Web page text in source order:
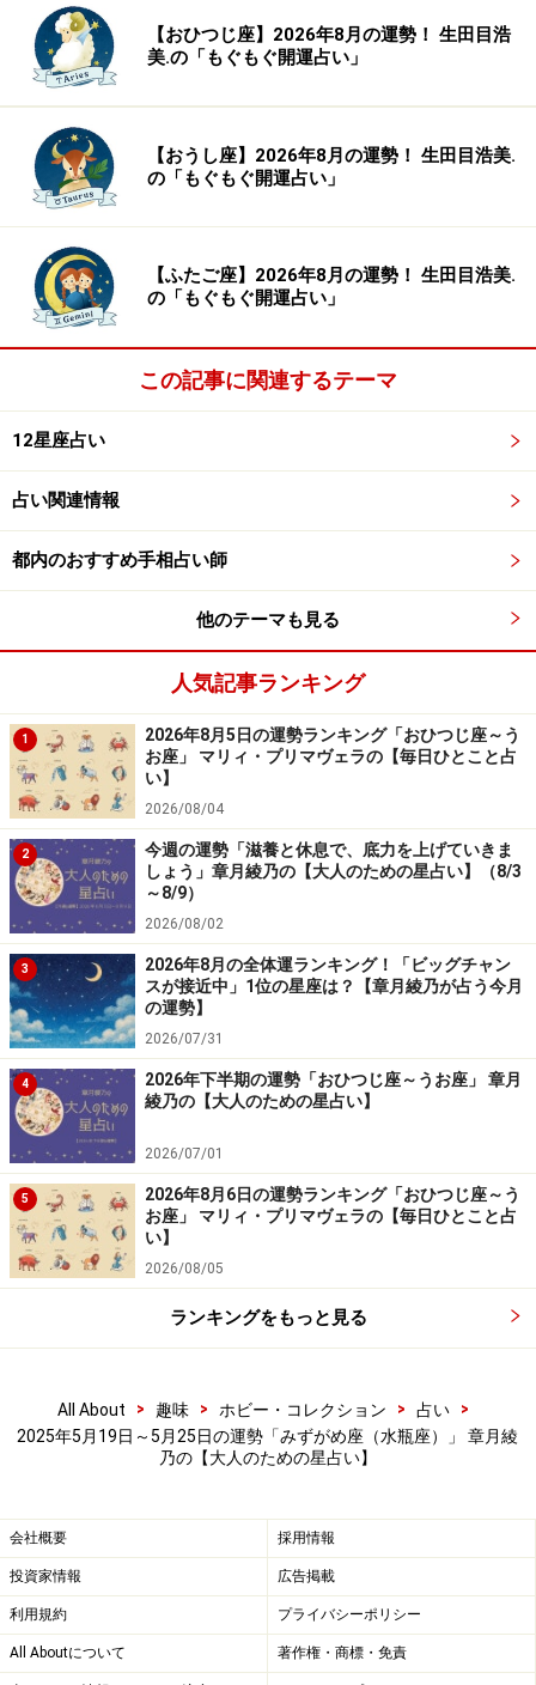
【おひつじ座】2026年8月の運勢！ 生田目浩
美.の「もぐもぐ開運占い」
【おうし座】2026年8月の運勢！ 生田目浩美.
の「もぐもぐ開運占い」
【ふたご座】2026年8月の運勢！ 生田目浩美.
の「もぐもぐ開運占い」
この記事に関連するテーマ
12星座占い
占い関連情報
都内のおすすめ手相占い師
他のテーマも見る
人気記事ランキング
1
2026年8月5日の運勢ランキング「おひつじ座～う
お座」 マリィ・プリマヴェラの【毎日ひとこと占
い】
2026/08/04
2
今週の運勢「滋養と休息で、底力を上げていきま
しょう」章月綾乃の【大人のための星占い】（8/3
～8/9）
2026/08/02
3
2026年8月の全体運ランキング！「ビッグチャン
スが接近中」1位の星座は？【章月綾乃が占う今月
の運勢】
2026/07/31
4
2026年下半期の運勢「おひつじ座～うお座」 章月
綾乃の【大人のための星占い】
2026/07/01
5
2026年8月6日の運勢ランキング「おひつじ座～う
お座」 マリィ・プリマヴェラの【毎日ひとこと占
い】
2026/08/05
ランキングをもっと見る
All About > 趣味 > ホビー・コレクション > 占い
>
2025年5月19日～5月25日の運勢「みずがめ座（水瓶座）」 章月綾
乃の【大人のための星占い】
会社概要 採用情報
投資家情報 広告掲載
利用規約 プライバシーポリシー
All Aboutについて 著作権・商標・免責